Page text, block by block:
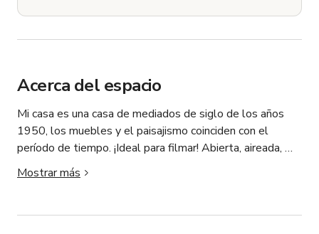
Acerca del espacio
Mi casa es una casa de mediados de siglo de los años
1950, los muebles y el paisajismo coinciden con el
período de tiempo. ¡Ideal para filmar! Abierta, aireada,
luminosa y cómoda. He invertido mucho en el arte y los
muebles, ¡es increíble!
Tengo un garaje abierto para el equipo
Mostrar más